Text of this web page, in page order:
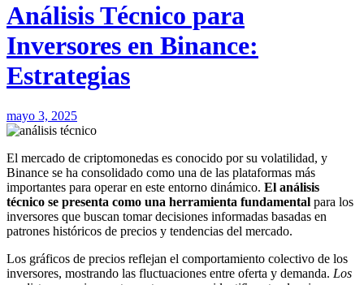
Análisis Técnico para
Inversores en Binance:
Estrategias
mayo 3, 2025
El mercado de criptomonedas es conocido por su volatilidad, y
Binance se ha consolidado como una de las plataformas más
importantes para operar en este entorno dinámico. El análisis
técnico se presenta como una herramienta fundamental para los
inversores que buscan tomar decisiones informadas basadas en
patrones históricos de precios y tendencias del mercado.
Los gráficos de precios reflejan el comportamiento colectivo de los
inversores, mostrando las fluctuaciones entre oferta y demanda. Los